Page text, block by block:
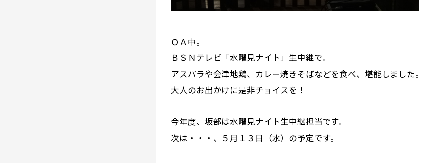
ＯＡ中。
ＢＳＮテレビ「水曜見ナイト」生中継で。
アスパラや会津地鶏、カレー焼きそばなどを食べ、堪能しました。
大人のお出かけに是非チョイスを！
今年度、坂部は水曜見ナイト生中継担当です。
次は・・・、５月１３日（水）の予定です。